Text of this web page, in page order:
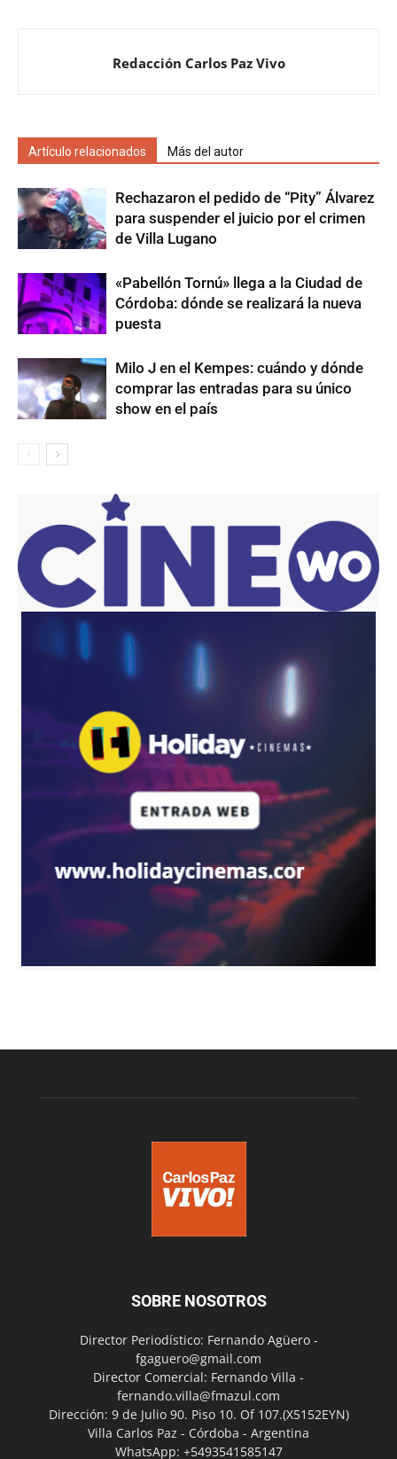
Redacción Carlos Paz Vivo
Artículo relacionados Más del autor
Rechazaron el pedido de “Pity” Álvarez
para suspender el juicio por el crimen
de Villa Lugano
«Pabellón Tornú» llega a la Ciudad de
Córdoba: dónde se realizará la nueva
puesta
Milo J en el Kempes: cuándo y dónde
comprar las entradas para su único
show en el país
SOBRE NOSOTROS
Director Periodístico: Fernando Agüero -
fgaguero@gmail.com
Director Comercial: Fernando Villa -
fernando.villa@fmazul.com
Dirección: 9 de Julio 90. Piso 10. Of 107.(X5152EYN)
Villa Carlos Paz - Córdoba - Argentina
WhatsApp: +5493541585147